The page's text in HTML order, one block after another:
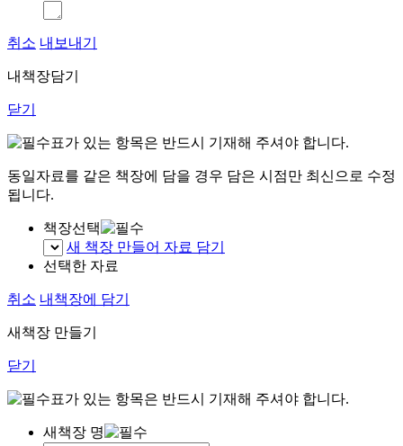
취소 내보내기
내책장담기
닫기
표가 있는 항목은 반드시 기재해 주셔야 합니다.
동일자료를 같은 책장에 담을 경우 담은 시점만 최신으로 수정
됩니다.
책장선택
새 책장 만들어 자료 담기
선택한 자료
취소 내책장에 담기
새책장 만들기
닫기
표가 있는 항목은 반드시 기재해 주셔야 합니다.
새책장 명